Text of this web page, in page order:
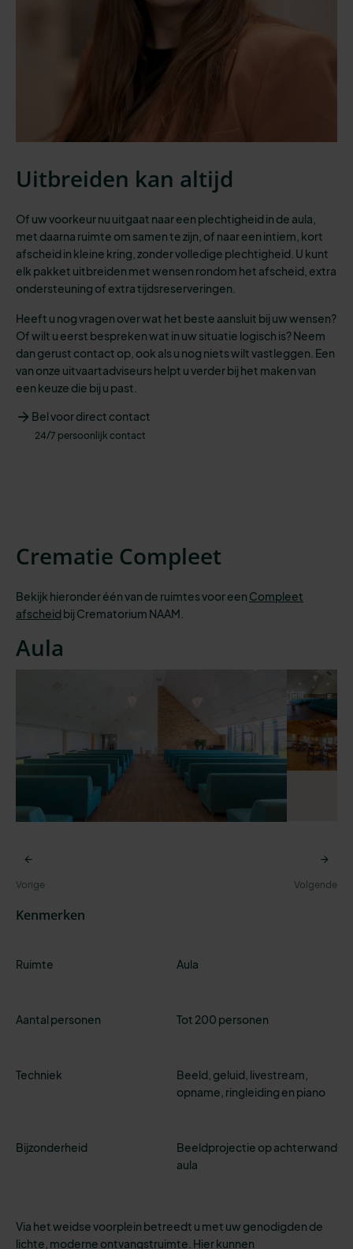
Uitbreiden kan altijd
Of uw voorkeur nu uitgaat naar een plechtigheid in de aula,
met daarna ruimte om samen te zijn, of naar een intiem, kort
afscheid in kleine kring, zonder volledige plechtigheid. U kunt
elk pakket uitbreiden met wensen rondom het afscheid, extra
ondersteuning of extra tijdsreserveringen.
Heeft u nog vragen over wat het beste aansluit bij uw wensen?
Of wilt u eerst bespreken wat in uw situatie logisch is? Neem
dan gerust contact op, ook als u nog niets wilt vastleggen. Een
van onze uitvaartadviseurs helpt u verder bij het maken van
een keuze die bij u past.
Bel voor direct contact
24/7 persoonlijk contact
Crematie Compleet
Bekijk hieronder één van de ruimtes voor een Compleet
afscheid bij Crematorium NAAM.
Aula
Kenmerken
Ruimte Aula
Aantal personen Tot 200 personen
Techniek
Beeld, geluid, livestream,
opname, ringleiding en piano
Bijzonderheid
Beeldprojectie op achterwand
aula
Via het weidse voorplein betreedt u met uw genodigden de
lichte, moderne ontvangstruimte. Hier kunnen